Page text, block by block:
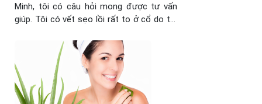
Minh, tôi có câu hỏi mong được tư vấn
giúp. Tôi có vết sẹo lồi rất to ở cổ do tôi
yếu tốthẩm mỹ và yêu cầu công việc nên
tôi muốn trị sẹo lồi ở cổ dứt điểm ...